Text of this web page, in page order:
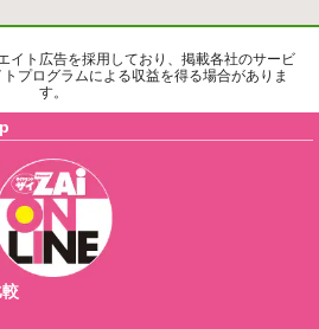
イト広告を採用しており、掲載各社のサービ
プログラムによる収益を得る場合がありま
す。